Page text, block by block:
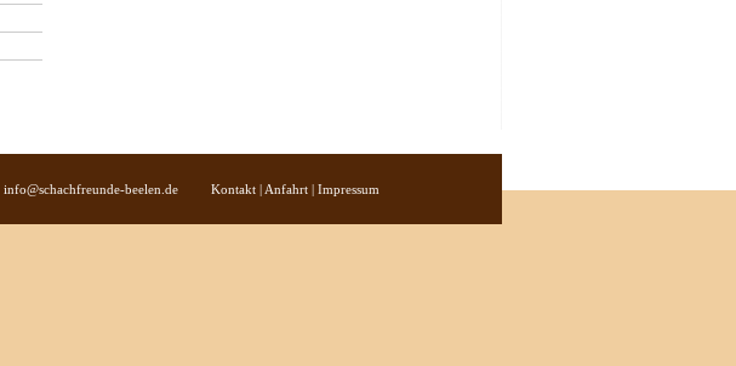
info@schachfreunde-beelen.de Kontakt | Anfahrt | Impressum